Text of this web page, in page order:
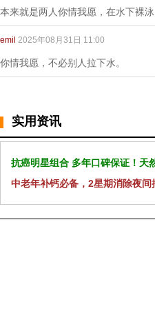
本来就是两人你情我愿，在水下裸
emil 2025年08月31日 11:00
你情我愿，不必别人拉下水。
实用资讯
抗癌明星组合 多年口碑保证！天
中老年补钙必备，2星期消除夜